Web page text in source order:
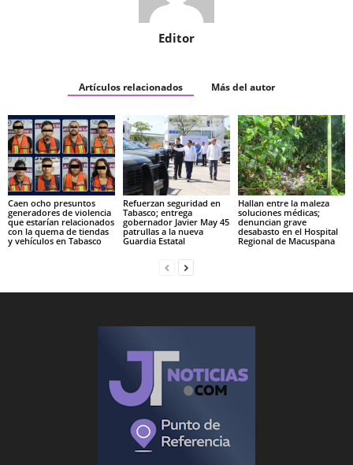
Editor
Artículos relacionados Más del autor
Caen ocho presuntos
generadores de violencia
que estarían relacionados
con la quema de tiendas
y vehículos en Tabasco
Refuerzan seguridad en
Tabasco; entrega
gobernador Javier May 45
patrullas a la nueva
Guardia Estatal
Hallan entre la maleza
soluciones médicas;
denuncian grave
desabasto en el Hospital
Regional de Macuspana